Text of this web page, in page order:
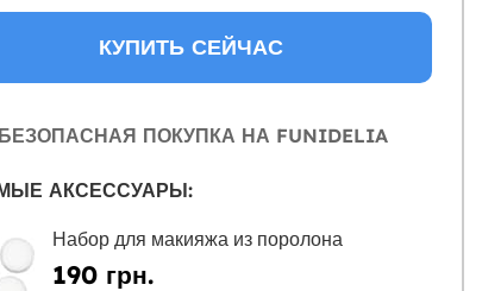
КУПИТЬ СЕЙЧАС
БЕЗОПАСНАЯ ПОКУПКА НА FUNIDELIA
АКСЕССУАРЫ:
Набор для макияжа из поролона
190 грн.